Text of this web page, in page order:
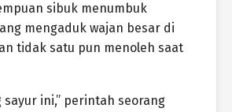
sibuk menumbuk
mengaduk wajan besar di
tidak satu pun menoleh saat
sayur ini,” perintah seorang